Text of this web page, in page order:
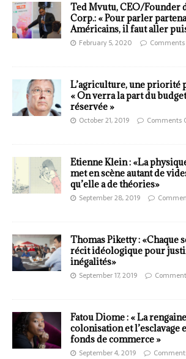
Ted Mvutu, CEO/Founder
Corp.: « Pour parler
Américains, il faut aller
February 5, 2020
L’agriculture, une priorité
« On verra la part du
réservée »
October 21, 2019 Comments
Etienne Klein : «La
met en scène autant de
qu’elle a de théories»
September 28, 2019
Thomas Piketty : «Chaque
récit idéologique pour
inégalités»
September 17, 2019
Fatou Diome : « La
colonisation et l’esclavage
fonds de commerce »
September 4, 2019